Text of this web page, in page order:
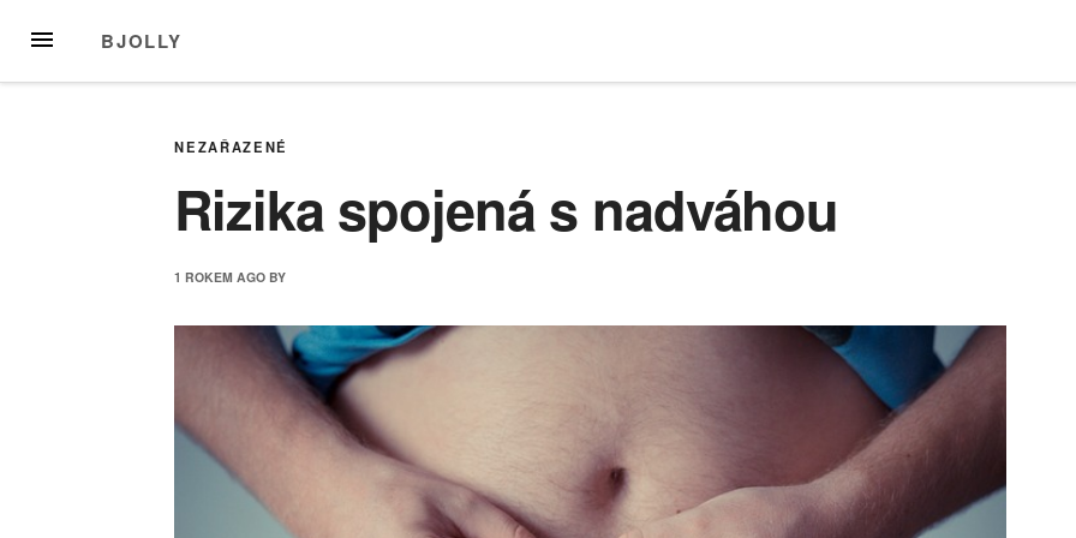
MENU BJOLLY
NEZAŘAZENÉ
Rizika spojená s nadváhou
1 ROKEM AGO BY